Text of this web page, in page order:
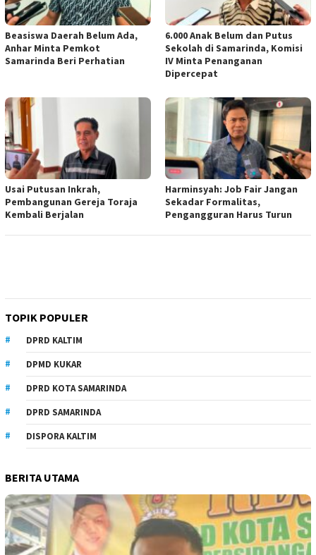
Beasiswa Daerah Belum Ada,
Anhar Minta Pemkot
Samarinda Beri Perhatian
6.000 Anak Belum dan Putus
Sekolah di Samarinda, Komisi
IV Minta Penanganan
Dipercepat
Usai Putusan Inkrah,
Pembangunan Gereja Toraja
Kembali Berjalan
Harminsyah: Job Fair Jangan
Sekadar Formalitas,
Pengangguran Harus Turun
TOPIK POPULER
DPRD KALTIM
DPMD KUKAR
DPRD KOTA SAMARINDA
DPRD SAMARINDA
DISPORA KALTIM
BERITA UTAMA